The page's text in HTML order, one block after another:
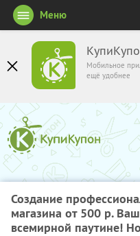
Мобильное
ещё удобнее
Меню
Создание
магазина от 500 р.
всемирной паутине!